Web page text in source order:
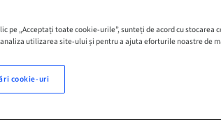
pe „Acceptați toate cookie-urile”, sunteți de acord cu
utilizarea site-ului și pentru a ajuta eforturile noastre de
cookie-uri